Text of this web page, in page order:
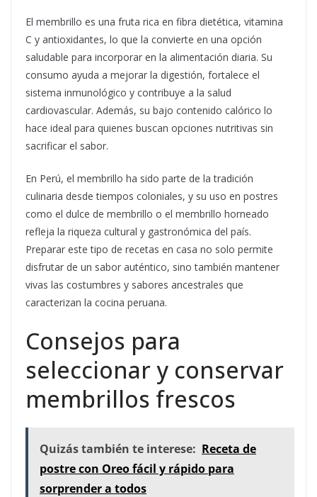
El membrillo es una fruta rica en fibra dietética, vitamina
C y antioxidantes, lo que la convierte en una opción
saludable para incorporar en la alimentación diaria. Su
consumo ayuda a mejorar la digestión, fortalece el
sistema inmunológico y contribuye a la salud
cardiovascular. Además, su bajo contenido calórico lo
hace ideal para quienes buscan opciones nutritivas sin
sacrificar el sabor.
En Perú, el membrillo ha sido parte de la tradición
culinaria desde tiempos coloniales, y su uso en postres
como el dulce de membrillo o el membrillo horneado
refleja la riqueza cultural y gastronómica del país.
Preparar este tipo de recetas en casa no solo permite
disfrutar de un sabor auténtico, sino también mantener
vivas las costumbres y sabores ancestrales que
caracterizan la cocina peruana.
Consejos para
seleccionar y conservar
membrillos frescos
Quizás también te interese: Receta de
postre con Oreo fácil y rápido para
sorprender a todos